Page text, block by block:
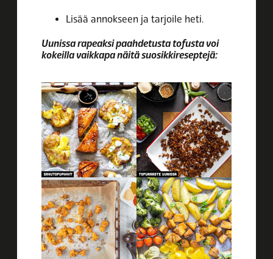
Lisää annokseen ja tarjoile heti.
Uunissa rapeaksi paahdetusta tofusta voi
kokeilla vaikkapa näitä suosikkireseptejä: